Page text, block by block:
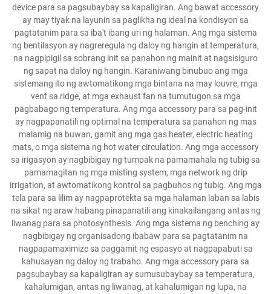
device para sa pagsubaybay sa kapaligiran. Ang bawat accessory
ay may tiyak na layunin sa paglikha ng ideal na kondisyon sa
pagtatanim para sa iba't ibang uri ng halaman. Ang mga sistema
ng bentilasyon ay nagreregula ng daloy ng hangin at temperatura,
na nagpipigil sa sobrang init sa panahon ng mainit at nagsisiguro
ng sapat na daloy ng hangin. Karaniwang binubuo ang mga
sistemang ito ng awtomatikong mga bintana na may louvre, mga
vent sa ridge, at mga exhaust fan na tumutugon sa mga
pagbabago ng temperatura. Ang mga accessory para sa pag-init
ay nagpapanatili ng optimal na temperatura sa panahon ng mas
malamig na buwan, gamit ang mga gas heater, electric heating
mats, o mga sistema ng hot water circulation. Ang mga accessory
sa irigasyon ay nagbibigay ng tumpak na pamamahala ng tubig sa
pamamagitan ng mga misting system, mga network ng drip
irrigation, at awtomatikong kontrol sa pagbuhos ng tubig. Ang mga
tela para sa lilim ay nagpaprotekta sa mga halaman laban sa labis
na sikat ng araw habang pinapanatili ang kinakailangang antas ng
liwanag para sa photosynthesis. Ang mga sistema ng benching ay
nagbibigay ng organisadong ibabaw para sa pagtatanim na
nagpapamaximize sa paggamit ng espasyo at nagpapabuti sa
kahusayan ng daloy ng trabaho. Ang mga accessory para sa
pagsubaybay sa kapaligiran ay sumusubaybay sa temperatura,
kahalumigan, antas ng liwanag, at kahalumigan ng lupa, na